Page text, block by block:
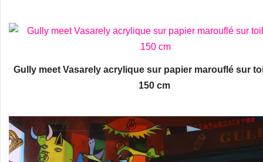
Gully meet Vasarely acrylique sur papier marouflé sur
150 cm